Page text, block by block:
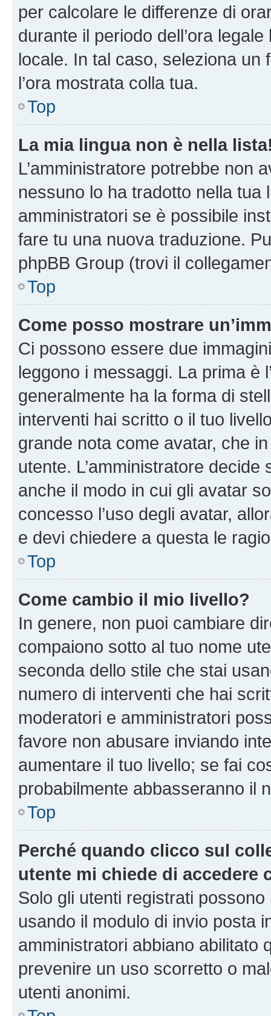
per calcolare le differenze di
durante il periodo dell’ora
locale. In tal caso, seleziona
l’ora mostrata colla tua.
Top
La mia lingua non è nella
L’amministratore potrebbe non
nessuno lo ha tradotto nella tua
amministratori se è possibile
fare tu una nuova traduzione.
phpBB Group (trovi il
Top
Come posso mostrare
Ci possono essere due
leggono i messaggi. La prima è
generalmente ha la forma di
interventi hai scritto o il tuo
grande nota come avatar, che
utente. L’amministratore
anche il modo in cui gli avatar
concesso l’uso degli avatar,
e devi chiedere a questa le
Top
Come cambio il mio livello?
In genere, non puoi cambiare
compaiono sotto al tuo nome
seconda dello stile che stai
numero di interventi che hai
moderatori e amministratori
favore non abusare inviando
aumentare il tuo livello; se fai
probabilmente abbasseranno il
Top
Perché quando clicco sul
utente mi chiede di accedere
Solo gli utenti registrati
usando il modulo di invio posta
amministratori abbiano abilitato
prevenire un uso scorretto o
utenti anonimi.